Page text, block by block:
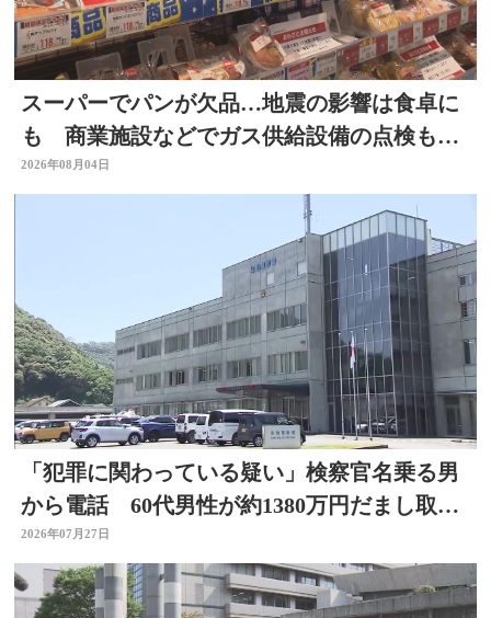
スーパーでパンが欠品…地震の影響は食卓に
も 商業施設などでガス供給設備の点検も進
む 大分
2026年08月04日
「犯罪に関わっている疑い」検察官名乗る男
から電話 60代男性が約1380万円だまし取ら
れる 大分
2026年07月27日